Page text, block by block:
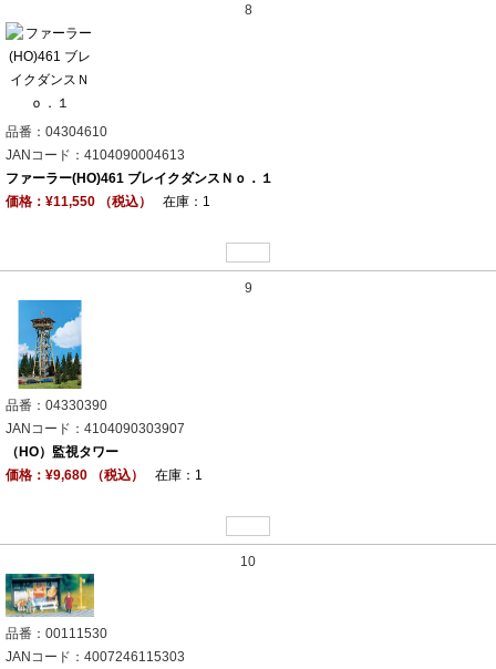
8
品番：04304610
JANコード：4104090004613
ファーラー(HO)461 ブレイクダンスＮｏ．１
価格：¥11,550 （税込）
在庫：1
9
品番：04330390
JANコード：4104090303907
（HO）監視タワー
価格：¥9,680 （税込）
在庫：1
10
品番：00111530
JANコード：4007246115303